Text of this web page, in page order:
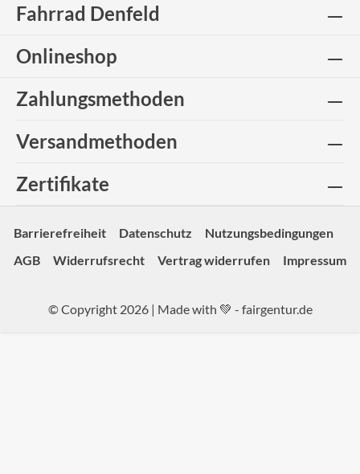
Fahrrad Denfeld
Onlineshop
Zahlungsmethoden
Versandmethoden
Zertifikate
Barrierefreiheit Datenschutz
Nutzungsbedingungen
AGB
Widerrufsrecht Vertrag widerrufen Impressum
© Copyright 2026 | Made with 💚 - fairgentur.de